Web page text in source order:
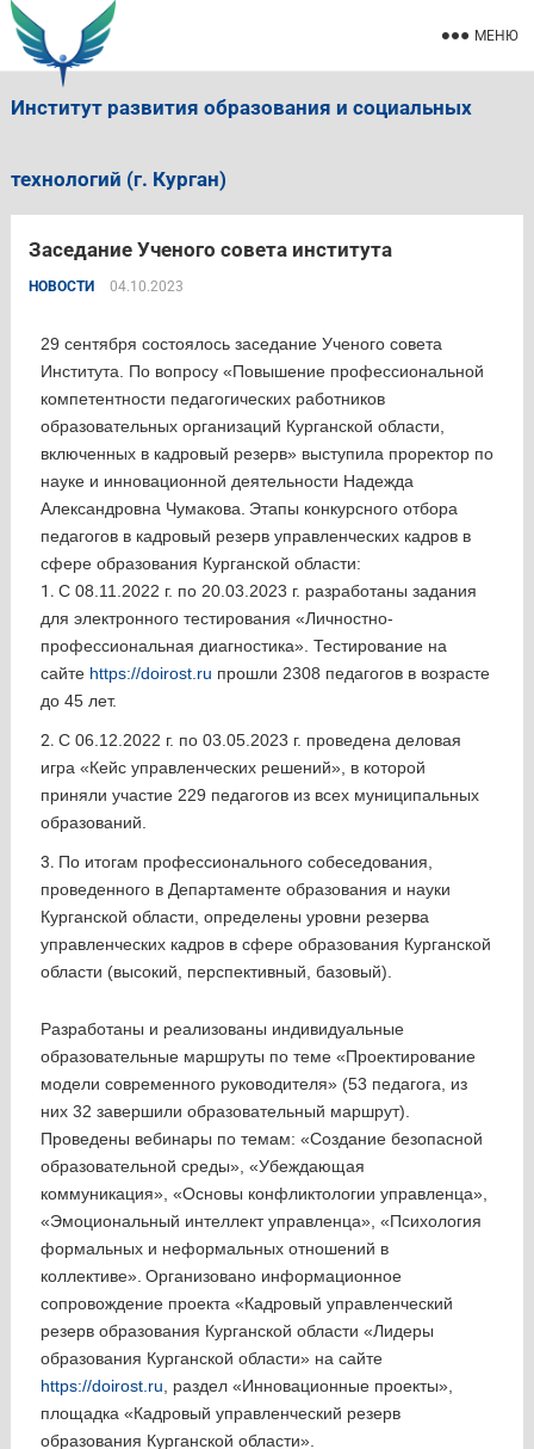
Институт развития образования и социальных
технологий (г. Курган)
МЕНЮ
Заседание Ученого совета института
НОВОСТИ 04.10.2023
29 сентября состоялось заседание Ученого совета
Института. По вопросу «Повышение профессиональной
компетентности педагогических работников
образовательных организаций Курганской области,
включенных в кадровый резерв» выступила проректор по
науке и инновационной деятельности Надежда
Александровна Чумакова. Этапы конкурсного отбора
педагогов в кадровый резерв управленческих кадров в
сфере образования Курганской области:
С 08.11.2022 г. по 20.03.2023 г. разработаны задания
для электронного тестирования «Личностно-
профессиональная диагностика». Тестирование на
сайте https://doirost.ru прошли 2308 педагогов в возрасте
до 45 лет.
С 06.12.2022 г. по 03.05.2023 г. проведена деловая
игра «Кейс управленческих решений», в которой
приняли участие 229 педагогов из всех муниципальных
образований.
По итогам профессионального собеседования,
проведенного в Департаменте образования и науки
Курганской области, определены уровни резерва
управленческих кадров в сфере образования Курганской
области (высокий, перспективный, базовый).
Разработаны и реализованы индивидуальные
образовательные маршруты по теме «Проектирование
модели современного руководителя» (53 педагога, из
них 32 завершили образовательный маршрут).
Проведены вебинары по темам: «Создание безопасной
образовательной среды», «Убеждающая
коммуникация», «Основы конфликтологии управленца»,
«Эмоциональный интеллект управленца», «Психология
формальных и неформальных отношений в
коллективе». Организовано информационное
сопровождение проекта «Кадровый управленческий
резерв образования Курганской области «Лидеры
образования Курганской области» на сайте
https://doirost.ru , раздел «Инновационные проекты»,
площадка «Кадровый управленческий резерв
образования Курганской области».